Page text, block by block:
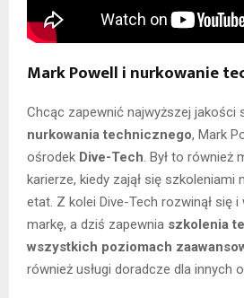
Mark Powell i nurkowanie
Chcąc zapewnić najwyższej jakości
nurkowania technicznego, Mark
ośrodek Dive-Tech. Był to również
karierze, kiedy zajął się szkoleniami
etat. Z kolei Dive-Tech rozwinął się i
markę, a dziś zapewnia szkolenia
wszystkich poziomach
również usługi doradcze dla innych